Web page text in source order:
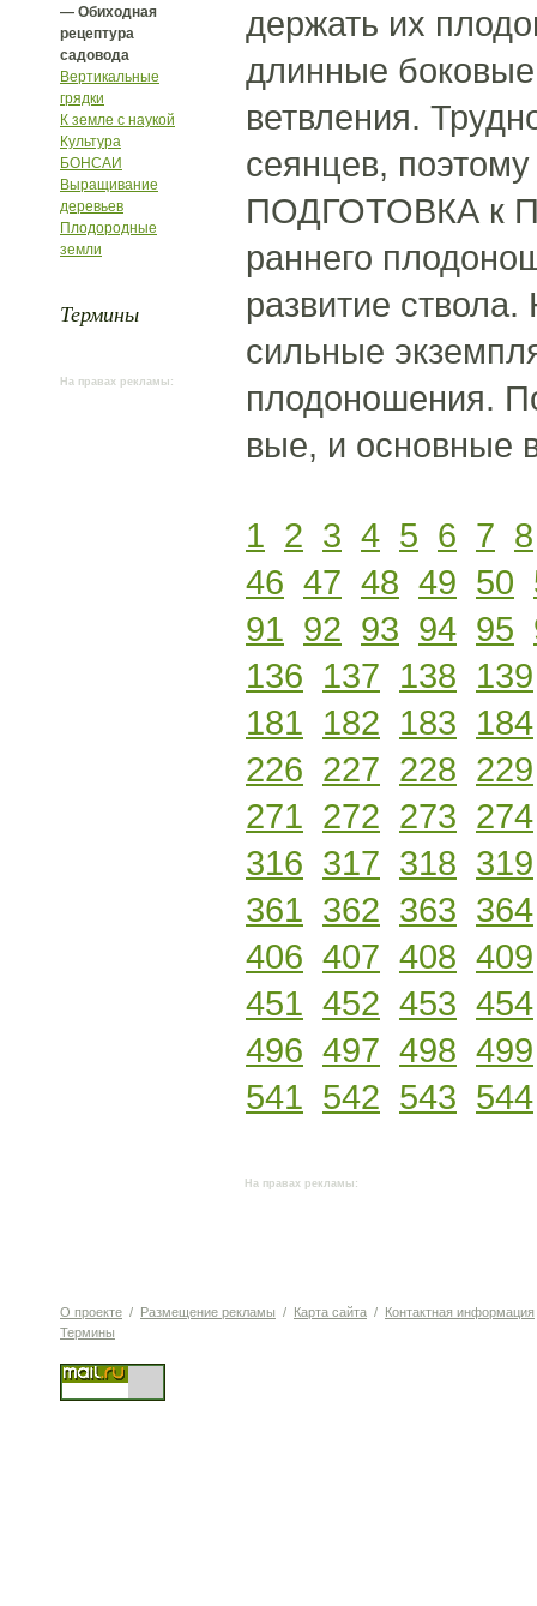
— Обиходная
рецептура
садовода
Вертикальные
грядки
К земле с наукой
Культура
БОНСАИ
Выращивание
деревьев
Плодородные
земли
Термины
На правах рекламы:
держать их
длинные боковые
ветвления.
сеянцев,
ПОДГОТОВКА к
раннего
развитие
сильные
плодоношения.
вые, и основные
1 2 3 4 5 6 7 8
46 47 48 49 50
91 92 93 94 95
136 137 138 139
181 182 183 184
226 227 228 229
271 272 273 274
316 317 318 319
361 362 363 364
406 407 408 409
451 452 453 454
496 497 498 499
541 542 543 544
На правах рекламы:
О проекте / Размещение рекламы / Карта сайта / Контактная информация
Термины